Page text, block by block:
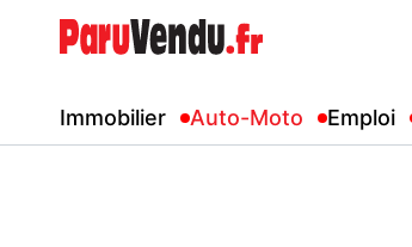
Immobilier Auto-Moto Emploi